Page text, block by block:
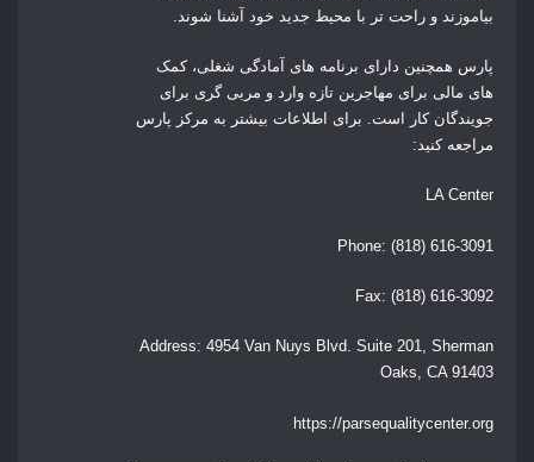
بیاموزند و راحت تر با محیط جدید خود آشنا شوند.
پارس همچنین دارای برنامه های آمادگی شغلی، کمک
های مالی برای مهاجرین تازه وارد و مربی گری برای
جویندگان کار است. برای اطلاعات بیشتر به مرکز پارس
مراجعه کنید:
LA Center
Phone: (818) 616-3091
Fax: (818) 616-3092
Address:4954 Van Nuys Blvd. Suite 201, Sherman
Oaks, CA 91403
https://parsequalitycenter.org